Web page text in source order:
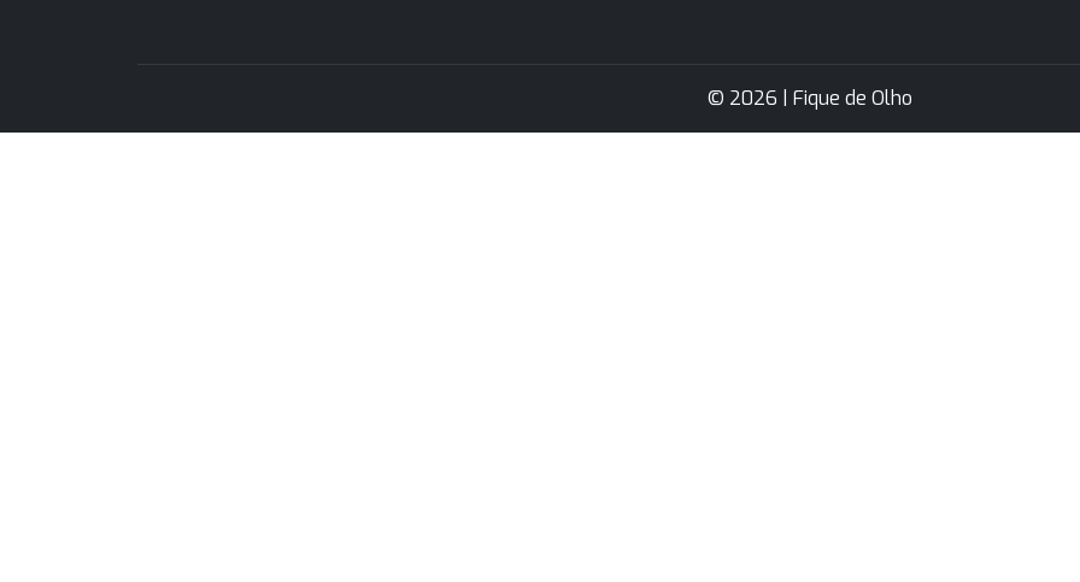
© 2026 | Fique de Olho